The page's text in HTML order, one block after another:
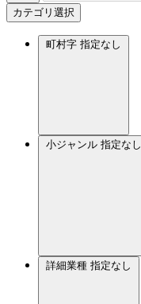
カテゴリ選択
町村字 指定なし
小ジャンル 指定なし
詳細業種 指定なし